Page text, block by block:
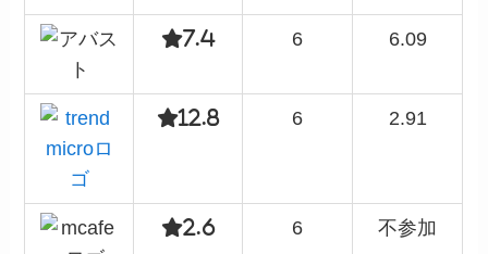
7.4 6 6.09
12.8 6 2.91
2.6 6 不参加